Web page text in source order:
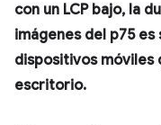
con un LCP bajo, la
imágenes del p75 es
dispositivos móviles
escritorio.